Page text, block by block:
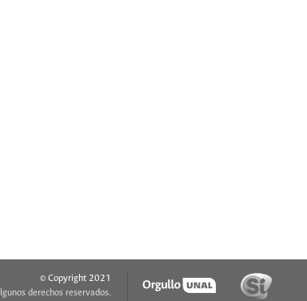
© Copyright 2021
derechos reservados.